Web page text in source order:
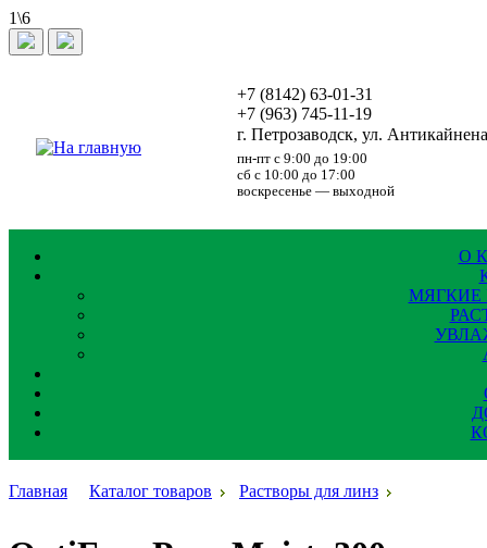
1\6
+7 (8142) 63-01-31
+7 (963) 745-11-19
г. Петрозаводск, ул.
пн-пт с 9:00 до 19:00
сб с 10:00 до 17:00
воскресенье — выходной
О
МЯГКИЕ
Главная Каталог товаров Растворы для линз